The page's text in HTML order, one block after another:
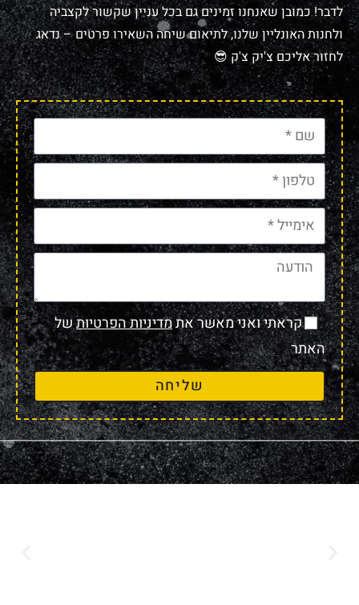
לדבר! כמובן שאנחנו זמינים גם בכל עניין שקשור לקצביה
ולחנות האונליין שלנו, לתיאום שיחה השאירו פרטים – נדאג
לחזור אליכם צ'יק צ'ק 😎
קראתי ואני מאשר אתמדיניות הפרטיותשל
האתר
שליחה